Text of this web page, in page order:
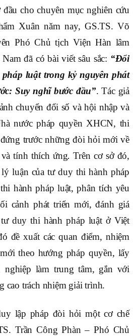
cho chuyên mục nghiên cứu
Xuân năm nay, GS.TS. Võ
Phó Chủ tịch Viện Hàn lâm
đã có bài viết sâu sắc: “Đổi
luật trong kỷ nguyên phát
Suy nghĩ bước đầu”. Tác giả
chuyển đổi số và hội nhập và
nước pháp quyền XHCN, thi
trước những đòi hỏi mới về
tính thích ứng. Trên cơ sở đó,
luận của tư duy thi hành pháp
hành pháp luật, phân tích yêu
cảnh phát triển mới, đánh giá
duy thi hành pháp luật ở Việt
đề xuất các quan điểm, nhiệm
theo hướng pháp quyền, lấy
nghiệp làm trung tâm, gắn với
cao trách nhiệm giải trình.
lập pháp đòi hỏi một cơ chế
Trần Công Phàn – Phó Chủ